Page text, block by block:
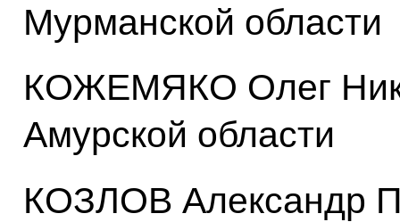
Мурманской области
КОЖЕМЯКО Олег
Амурской области
КОЗЛОВ Александр